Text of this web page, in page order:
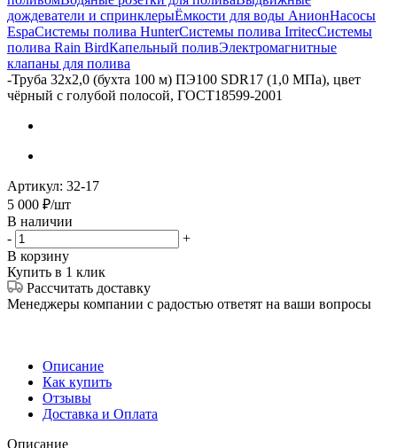
дождеватели и спринклерыЁмкости для воды АнионНасосы
EspaСистемы полива HunterСистемы полива IrritecСистемы
полива Rain BirdКапельный поливЭлектромагнитные
клапаны для полива
-Труба 32х2,0 (бухта 100 м) ПЭ100 SDR17 (1,0 МПа), цвет
чёрный с голубой полосой, ГОСТ18599-2001
Артикул: 32-17
5 000 ₽/шт
В наличии
-
+
В корзину
Купить в 1 клик
Рассчитать доставку
Менеджеры компании с радостью ответят на ваши вопросы
Описание
Как купить
Отзывы
Доставка и Оплата
Описание